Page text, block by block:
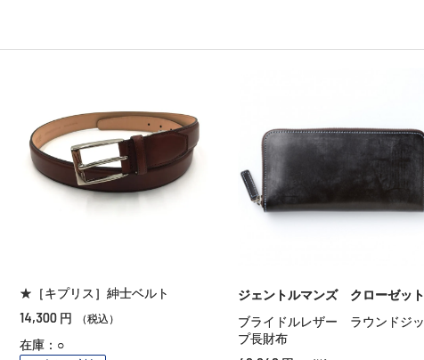
★［キプリス］紳士ベルト
14,300 円 （税込）
在庫：○
ジェントルマンズ クローゼット
ブライドルレザー ラウンドジッ
プ長財布